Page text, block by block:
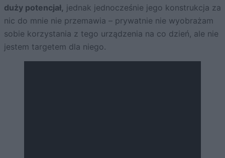
duży potencjał, jednak jednocześnie jego konstrukcja za
nic do mnie nie przemawia – prywatnie nie wyobrażam
sobie korzystania z tego urządzenia na co dzień, ale nie
jestem targetem dla niego.